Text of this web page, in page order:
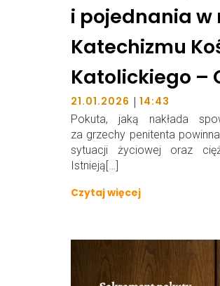
i pojednania w
Katechizmu
Katolickiego –
21.01.2026 | 14:43
Pokuta, jaką nakłada
za grzechy penitenta
sytuacji życiowej oraz
Istnieją[…]
Czytaj więcej